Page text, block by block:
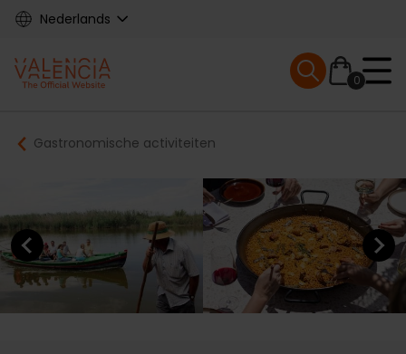
Skip
content
Nederlands
Main
navigation
0
Mobile menu
Breadcrumb
Gastronomische activiteiten
Previous element Next